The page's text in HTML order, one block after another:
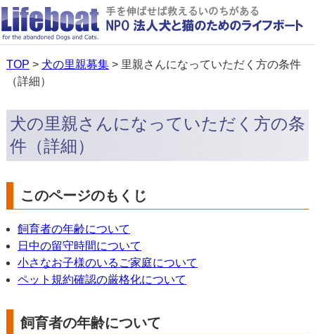
TOP > 犬の里親募集> 里親さんになっていただく方の条件
（詳細）
犬の里親さんになっていただく方の条
件（詳細）
このページのもくじ
飼育者の年齢について
日中の留守時間について
小さなお子様のいるご家庭について
ペット規約確認の厳格化について
飼育者の年齢について